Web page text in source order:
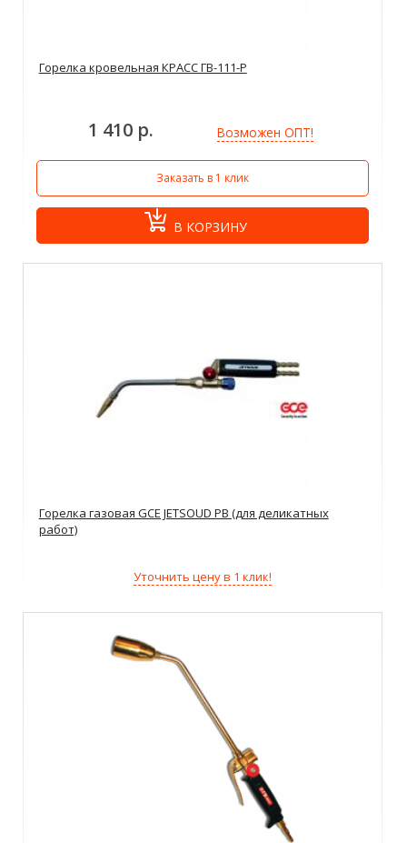
Горелка кровельная КРАСС ГВ-111-Р
1 410 р. Возможен ОПТ!
Заказать в 1 клик
В КОРЗИНУ
Горелка газовая GCE JETSOUD PB (для деликатных
работ)
Уточнить цену в 1 клик!